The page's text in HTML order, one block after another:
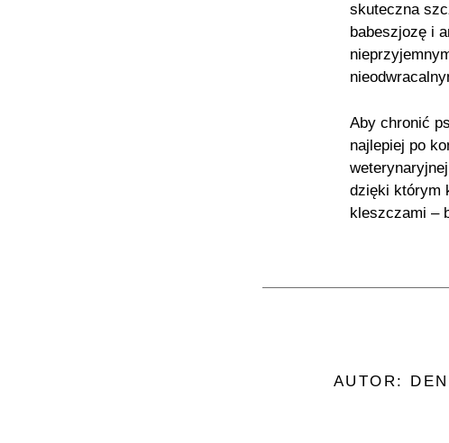
skuteczna
babeszjozę i
Aby chronić
najlepiej po
dzięki którym
kleszczami –
AUTOR: